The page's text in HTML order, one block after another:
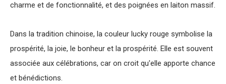
charme et de fonctionnalité, et des poignées en laiton massif.
Dans la tradition chinoise, la couleur lucky rouge symbolise la
prospérité, la joie, le bonheur et la prospérité. Elle est souvent
associée aux célébrations, car on croit qu'elle apporte chance
et bénédictions.